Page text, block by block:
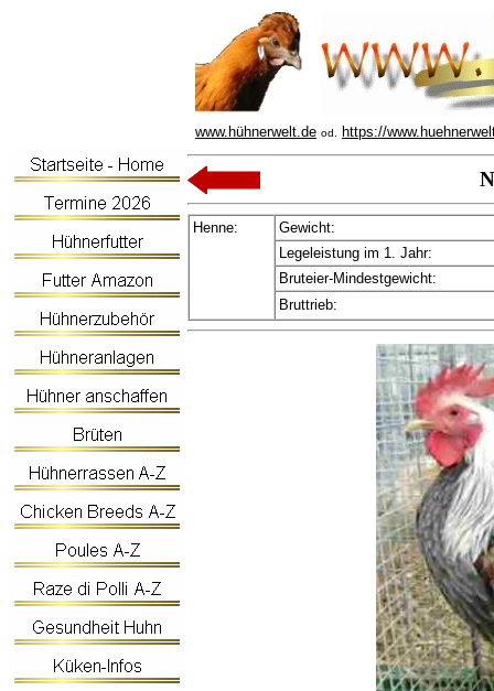
www.hühnerwelt.de od. https://
Henne:
Gewicht:
Legeleistung im 1. Jahr:
Bruteier-Mindestgewicht:
Bruttrieb: